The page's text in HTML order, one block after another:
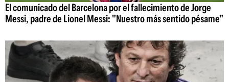
El comunicado del Barcelona por el fallecimiento de Jorge
Messi, padre de Lionel Messi: "Nuestro más sentido pésame"